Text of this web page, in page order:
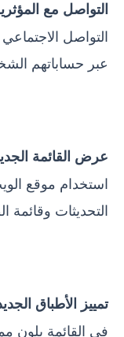
التواصل مع
التواصل
عبر حساباتهم
عرض القائمة
استخدام موقع
التحديثات وقائمة
تمييز الأطباق
في القائمة بلون